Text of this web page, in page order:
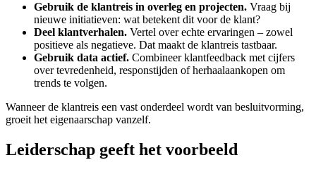
Gebruik de klantreis in overleg en projecten. Vraag bij
nieuwe initiatieven: wat betekent dit voor de klant?
Deel klantverhalen. Vertel over echte ervaringen – zowel
positieve als negatieve. Dat maakt de klantreis tastbaar.
Gebruik data actief. Combineer klantfeedback met cijfers
over tevredenheid, responstijden of herhaalaankopen om
trends te volgen.
Wanneer de klantreis een vast onderdeel wordt van besluitvorming,
groeit het eigenaarschap vanzelf.
Leiderschap geeft het voorbeeld